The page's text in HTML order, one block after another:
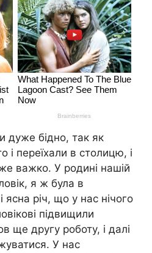
дуже бідно, так як
і переїхали в столицю, і
важко. У родині нашій
я ж була в
ясна річ, що у нас нічого
підвищили
ще другу роботу, і далі
У нас